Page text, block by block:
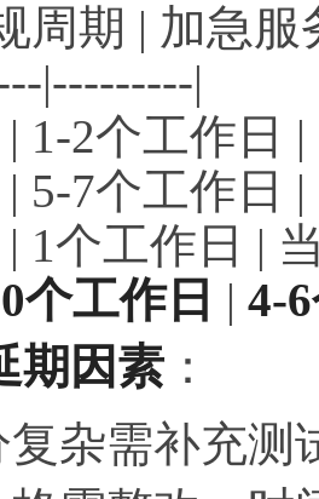
周期 | 加急服
|---------|
1-2个工作日
5-7个工作日
1个工作日 |
个工作日 | 4-
期因素 ：
杂需补充测